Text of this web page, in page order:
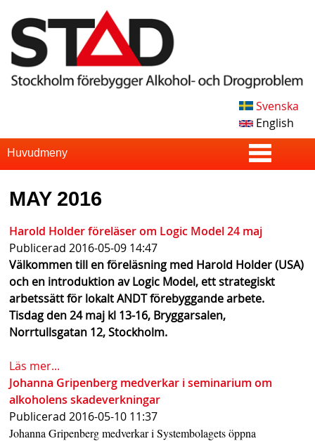
Skip
to
main
content
T
Svenska
English
S
u
n
a
Huvudmeny
MAY 2016
Harold Holder föreläser om Logic Model 24 maj
Publicerad2016-05-09 14:47
Välkommen till en föreläsning med Harold Holder (USA)
och en introduktion av Logic Model, ett strategiskt
arbetssätt för lokalt ANDT förebyggande arbete. ​
Tisdag den 24 maj kl 13-16, Bryggarsalen,
Norrtullsgatan 12, Stockholm.
Läs mer...
Johanna Gripenberg medverkar i seminarium om
alkoholens skadeverkningar
Publicerad2016-05-10 11:37
Johanna Gripenberg medverkar i Systembolagets öppna